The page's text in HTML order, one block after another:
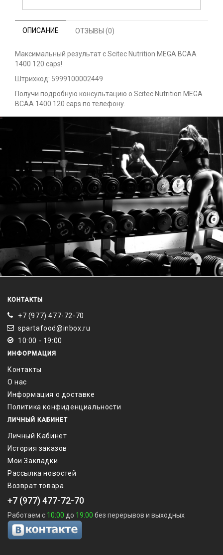
ОПИСАНИЕ ОТЗЫВЫ (0)
Максимальный результат с Scitec Nutrition MEGA BCAA
1400 120 caps!
Штрихкод: 5999100002449
Получи подробную консультацию о Scitec Nutrition MEGA
BCAA 1400 120 caps по телефону.
КОНТАКТЫ
+7 (977) 477-72-70
spartafood@inbox.ru
10:00 - 19:00
ИНФОРМАЦИЯ
Контакты
О нас
Информация о доставке
Политика конфиденциальности
ЛИЧНЫЙ КАБИНЕТ
Личный Кабинет
История заказов
Мои Закладки
Рассылка новостей
Возврат товара
+7 (977) 477-72-70
Работаем с 10:00 до 19:00 без перерывов и выходных